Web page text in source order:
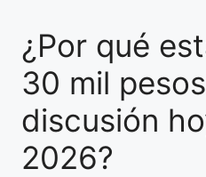
¿Por qué
30 mil
discusión
2026?